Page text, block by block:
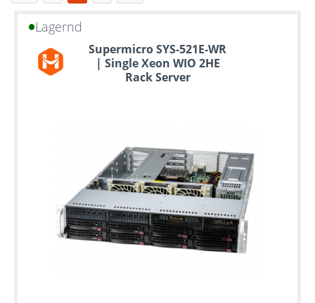
zu
6
Lagernd
Supermicro SYS-521E-WR
| Single Xeon WIO 2HE
Rack Server